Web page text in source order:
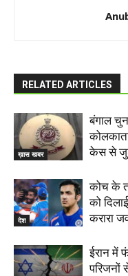
RELATED ARTICLES
ख़ास खबर
बंगाल
केस से
देश
कोच के
को
करारा
ईरान में
परिजनों